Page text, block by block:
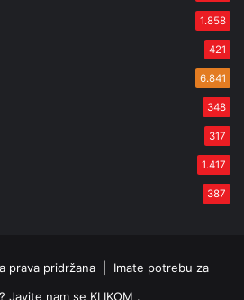
1.858
421
6.841
348
317
1.417
387
prava pridržana | Imate potrebu za
Javite nam se KLIKOM .